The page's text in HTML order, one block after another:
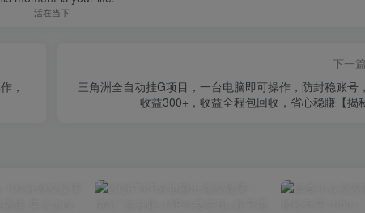
活在当下
，
下一
三角洲全自动挂G项目，一台电脑即可操作，防封稳账号
收益300+，收益全程包回收，省心稳賺【揭